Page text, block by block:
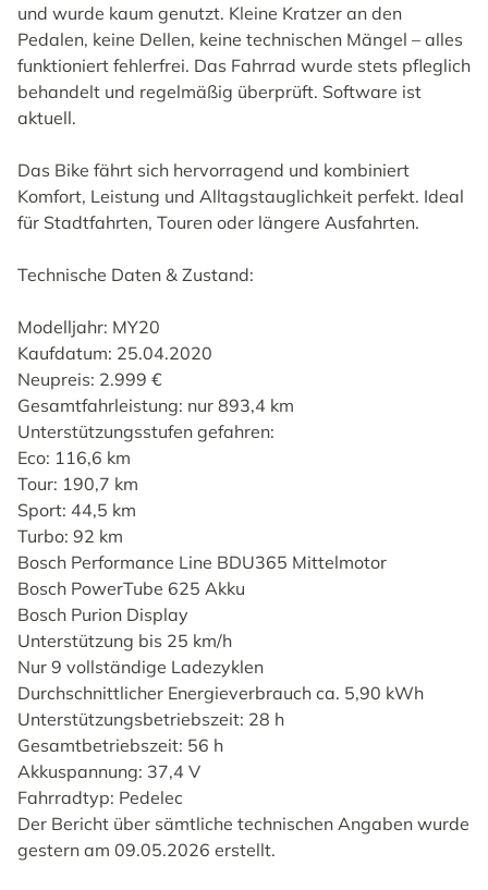
und wurde kaum genutzt. Kleine Kratzer an den
Pedalen, keine Dellen, keine technischen Mängel – alles
funktioniert fehlerfrei. Das Fahrrad wurde stets pfleglich
behandelt und regelmäßig überprüft. Software ist
aktuell.
Das Bike fährt sich hervorragend und kombiniert
Komfort, Leistung und Alltagstauglichkeit perfekt. Ideal
für Stadtfahrten, Touren oder längere Ausfahrten.
Technische Daten & Zustand:
Modelljahr: MY20
Kaufdatum: 25.04.2020
Neupreis: 2.999 €
Gesamtfahrleistung: nur 893,4 km
Unterstützungsstufen gefahren:
Eco: 116,6 km
Tour: 190,7 km
Sport: 44,5 km
Turbo: 92 km
Bosch Performance Line BDU365 Mittelmotor
Bosch PowerTube 625 Akku
Bosch Purion Display
Unterstützung bis 25 km/h
Nur 9 vollständige Ladezyklen
Durchschnittlicher Energieverbrauch ca. 5,90 kWh
Unterstützungsbetriebszeit: 28 h
Gesamtbetriebszeit: 56 h
Akkuspannung: 37,4 V
Fahrradtyp: Pedelec
Der Bericht über sämtliche technischen Angaben wurde
gestern am 09.05.2026 erstellt.